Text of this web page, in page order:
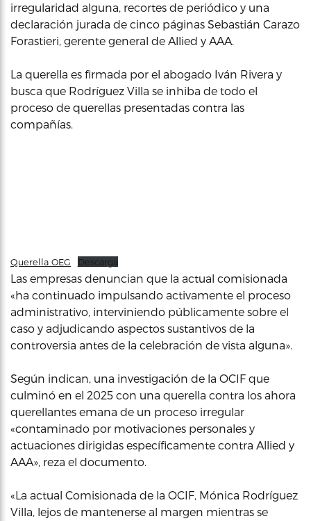
irregularidad alguna, recortes de periódico y una
declaración jurada de cinco páginas Sebastián Carazo
Forastieri, gerente general de Allied y AAA.
La querella es firmada por el abogado Iván Rivera y
busca que Rodríguez Villa se inhiba de todo el
proceso de querellas presentadas contra las
compañías.
Querella OEG Descarga
Las empresas denuncian que la actual comisionada
«ha continuado impulsando activamente el proceso
administrativo, interviniendo públicamente sobre el
caso y adjudicando aspectos sustantivos de la
controversia antes de la celebración de vista alguna».
Según indican, una investigación de la OCIF que
culminó en el 2025 con una querella contra los ahora
querellantes emana de un proceso irregular
«contaminado por motivaciones personales y
actuaciones dirigidas específicamente contra Allied y
AAA», reza el documento.
«La actual Comisionada de la OCIF, Mónica Rodríguez
Villa, lejos de mantenerse al margen mientras se